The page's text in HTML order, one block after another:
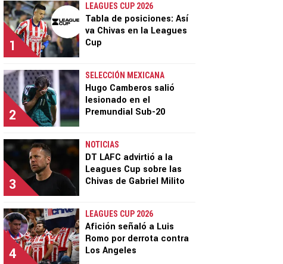
1
LEAGUES CUP 2026
Tabla de posiciones: Así
va Chivas en la Leagues
Cup
2
SELECCIÓN MEXICANA
Hugo Camberos salió
lesionado en el
Premundial Sub-20
3
NOTICIAS
DT LAFC advirtió a la
Leagues Cup sobre las
Chivas de Gabriel Milito
4
LEAGUES CUP 2026
Afición señaló a Luis
Romo por derrota contra
Los Angeles